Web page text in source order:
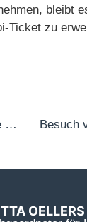
bleibt
Ticket zu
Land fördert „Dritte Orte“ im ländlichen Raum mit 750.000 Euro – auch Tönisvorst kann sich bewerben
OELLERS